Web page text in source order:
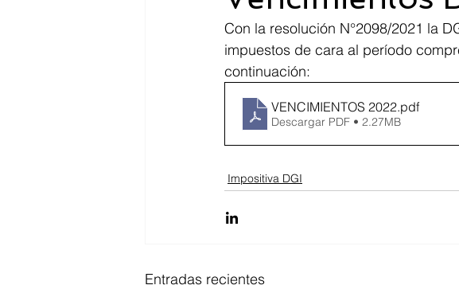
Vencimientos BPS/DGI/MTSS Vencimientos
Con la resolución N°2098/2021 la
impuestos de cara al período
continuación:
VENCIMIENTOS 2022.pdf
Descargar PDF • 2.27MB
Impositiva DGI
Entradas recientes